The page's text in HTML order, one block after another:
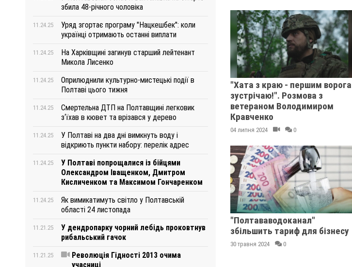
збила 48-річного чоловіка
11.24.25
Уряд згортає програму "Нацкешбек": коли
українці отримають останні виплати
11.24.25
На Харківщині загинув старший лейтенант
Микола Лисенко
11.24.25
Оприлюднили культурно-мистецькі події в
Полтаві цього тижня
11.24.25
Смертельна ДТП на Полтавщині легковик
з‘їхав в кювет та врізався у дерево
11.24.25
У Полтаві на два дні вимкнуть воду і
відкриють пункти набору: перелік адрес
11.24.25
У Полтаві попрощалися із бійцями
Олександром Іващенком, Дмитром
Кисличенком та Максимом Гончаренком
11.24.25
Як вимикатимуть світло у Полтавській
області 24 листопада
11.21.25
У дендропарку чорний лебідь проковтнув
рибальський гачок
11.21.25
Революція Гідності 2013 очима
учасниці
"Хата з краю - першим ворога
зустрічаю!". Розмова з
ветераном Володимиром
Кравченко
04 липня 2024 0
"Полтававодоканал"
збільшить тариф для бізнесу
30 травня 2024 0